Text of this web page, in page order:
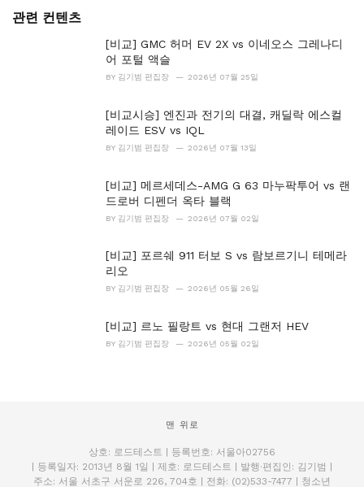
i관련 컨텐츠
[비교] GMC 허머 EV 2X vs 이네오스 그레나디
어 포털 액슬
BY 김기범 편집장 2026년 07월 25일
[비교시승] 엔진과 전기의 대결, 캐딜락 에스컬
레이드 ESV vs IQL
BY 김기범 편집장 2026년 07월 13일
[비교] 메르세데스-AMG G 63 마누팍투어 vs 랜
드로버 디펜더 옥타 블랙
BY 김기범 편집장 2026년 07월 02일
[비교] 포르쉐 911 터보 S vs 람보르기니 테메라
리오
BY 김기범 편집장 2026년 05월 26일
[비교] 르노 필랑트 vs 현대 그랜저 HEV
BY 김기범 편집장 2026년 05월 02일
맨 위로
상호: 로드테스트 | 등록번호: 서울아02756
| 등록일자: 2013년 8월 1일 | 제호: 로드테스트 | 발행·편집인: 김기범 |
주소: 서울 서초구 서운로 226, 704호 | 전화: (02)533-7477 | 청소년